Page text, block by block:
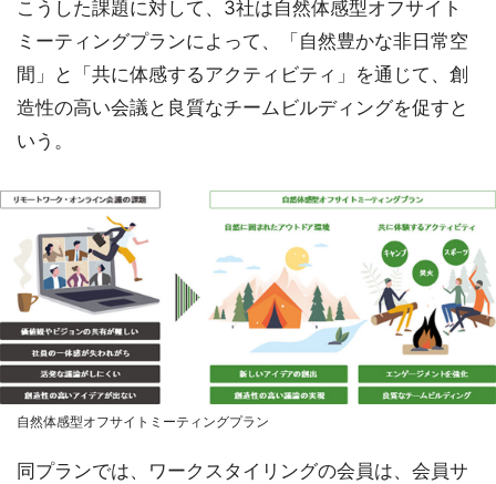
こうした課題に対して、3社は自然体感型オフサイト
ミーティングプランによって、「自然豊かな非日常空
間」と「共に体感するアクティビティ」を通じて、創
造性の高い会議と良質なチームビルディングを促すと
いう。
自然体感型オフサイトミーティングプラン
同プランでは、ワークスタイリングの会員は、会員サ